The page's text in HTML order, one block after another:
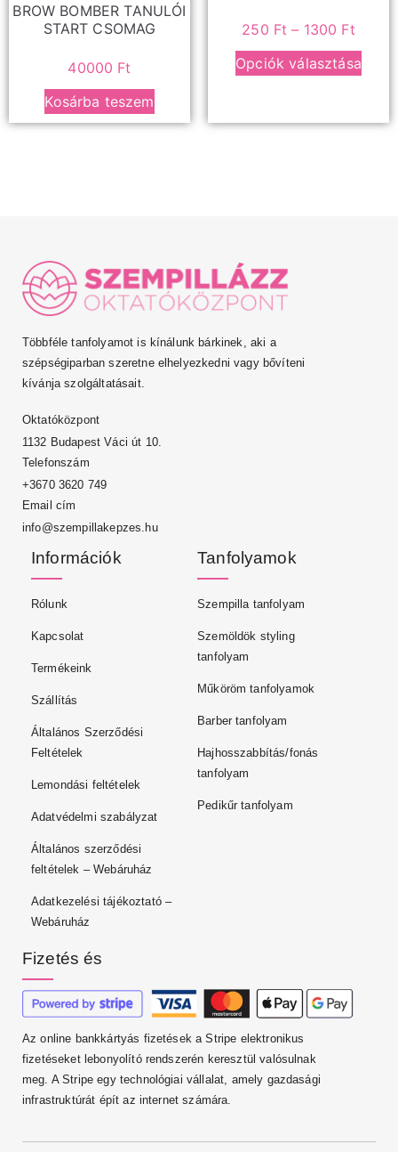
BROW BOMBER TANULÓI
START CSOMAG
40000 Ft
Kosárba teszem
250 Ft – 1300 Ft
Opciók választása
Többféle tanfolyamot is kínálunk bárkinek, aki a
szépségiparban szeretne elhelyezkedni vagy bővíteni
kívánja szolgáltatásait.
Oktatóközpont
1132 Budapest Váci út 10.
Telefonszám
+3670 3620 749
Email cím
info@szempillakepzes.hu
Információk
Rólunk
Kapcsolat
Termékeink
Szállítás
Általános Szerződési
Feltételek
Lemondási feltételek
Adatvédelmi szabályzat
Általános szerződési
feltételek – Webáruház
Adatkezelési tájékoztató –
Webáruház
Tanfolyamok
Szempilla tanfolyam
Szemöldök styling
tanfolyam
Műköröm tanfolyamok
Barber tanfolyam
Hajhosszabbítás/fonás
tanfolyam
Pedikűr tanfolyam
Fizetés és
Az online bankkártyás fizetések a Stripe elektronikus
fizetéseket lebonyolító rendszerén keresztül valósulnak
meg. A Stripe egy technológiai vállalat, amely gazdasági
infrastruktúrát épít az internet számára.